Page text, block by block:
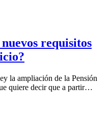
requisitos
la ampliación de la Pensión
quiere decir que a partir…